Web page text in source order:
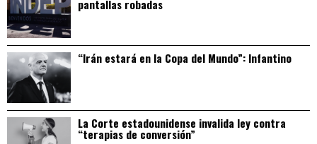
pantallas robadas
“Irán estará en la Copa del Mundo”: Infantino
La Corte estadounidense invalida ley contra
“terapias de conversión”